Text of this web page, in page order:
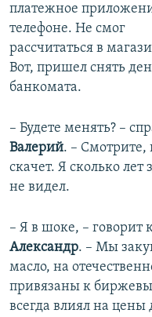
платежное
телефоне. Не смог
рассчитаться в
Вот, пришел снять
банкомата.
– Будете менять? –
Валерий. – Смотрите,
скачет. Я сколько лет
не видел.
– Я в шоке, –
Александр. – Мы
масло, на
привязаны к
всегда влиял на